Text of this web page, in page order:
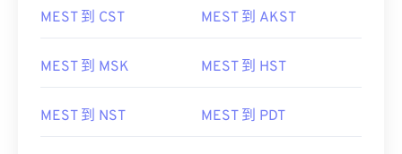
MEST 到 CST MEST 到 AKST
MEST 到 MSK MEST 到 HST
MEST 到 NST MEST 到 PDT